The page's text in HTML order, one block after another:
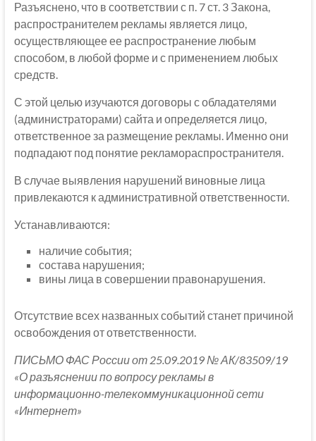
Разъяснено, что в соответствии с п. 7 ст. 3 Закона,
распространителем рекламы является лицо,
осуществляющее ее распространение любым
способом, в любой форме и с применением любых
средств.
С этой целью изучаются договоры с обладателями
(администраторами) сайта и определяется лицо,
ответственное за размещение рекламы. Именно они
подпадают под понятие рекламораспространителя.
В случае выявления нарушений виновные лица
привлекаются к административной ответственности.
Устанавливаются:
наличие события;
состава нарушения;
вины лица в совершении правонарушения.
Отсутствие всех названных событий станет причиной
освобождения от ответственности.
ПИСЬМО ФАС России от 25.09.2019 № АК/83509/19
«О разъяснении по вопросу рекламы в
информационно-телекоммуникационной сети
«Интернет»